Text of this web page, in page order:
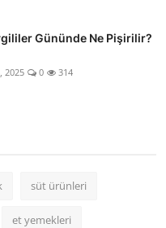
Gününde Ne Pişirilir?
2025 0 314
süt ürünleri
et yemekleri